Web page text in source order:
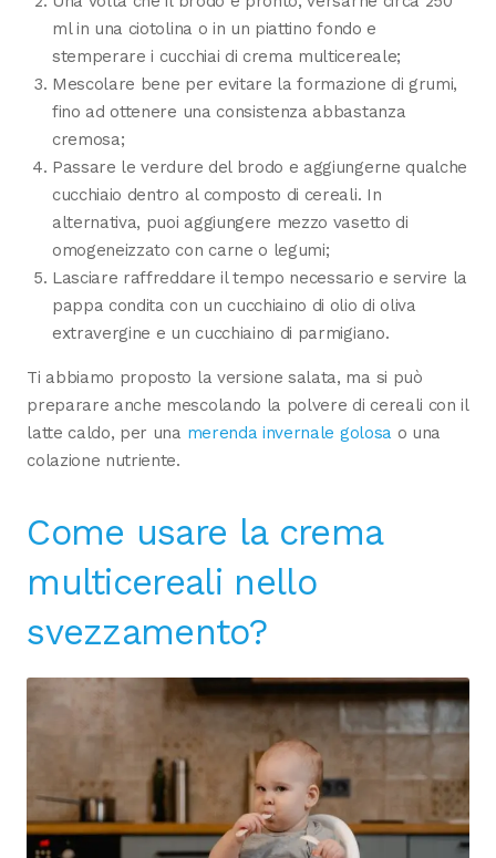
ml in una ciotolina o in un piattino fondo e
stemperare i cucchiai di crema multicereale;
Mescolare bene per evitare la formazione di grumi,
fino ad ottenere una consistenza abbastanza
cremosa;
Passare le verdure del brodo e aggiungerne qualche
cucchiaio dentro al composto di cereali. In
alternativa, puoi aggiungere mezzo vasetto di
omogeneizzato con carne o legumi;
Lasciare raffreddare il tempo necessario e servire la
pappa condita con un cucchiaino di olio di oliva
extravergine e un cucchiaino di parmigiano.
Ti abbiamo proposto la versione salata, ma si può
preparare anche mescolando la polvere di cereali con il
latte caldo, per una merenda invernale golosa o una
colazione nutriente.
Come usare la crema
multicereali nello
svezzamento?